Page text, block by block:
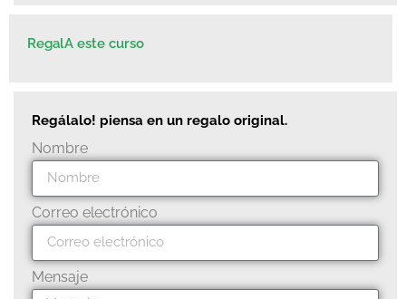
RegalA este curso
Regálalo! piensa en un regalo original.
Nombre
Correo electrónico
Mensaje